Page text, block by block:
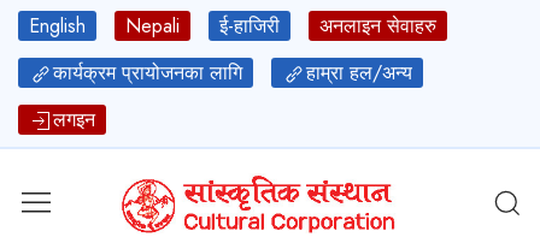
English Nepali ई-हाजिरी
अनलाइन सेवाहरु
कार्यक्रम प्रायोजनका लागि
हाम्रा हल/अन्य
लगइन